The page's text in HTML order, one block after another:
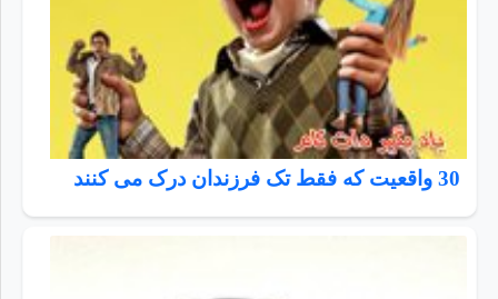
30 واقعیت که فقط تک فرزندان درک می کنند